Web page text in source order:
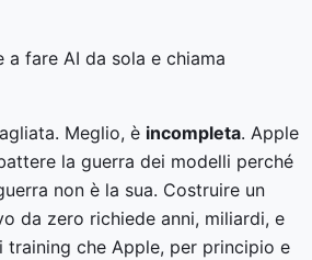
a fare AI da sola e chiama
Meglio, è incompleta. Apple
la guerra dei modelli perché
non è la sua. Costruire un
da zero richiede anni, miliardi, e
training che Apple, per principio e